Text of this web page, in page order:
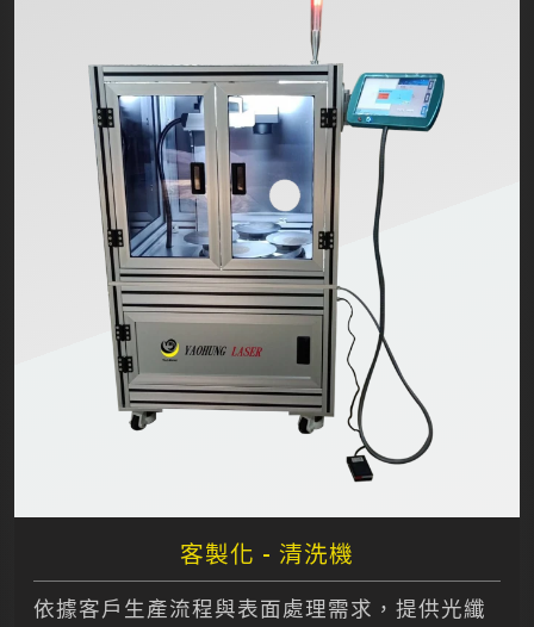
客製化 - 清洗機
依據客戶生產流程與表面處理需求，提供光纖